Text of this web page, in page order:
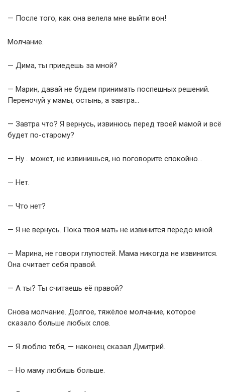
— После того, как она велела мне выйти вон!
Молчание.
— Дима, ты приедешь за мной?
— Марин, давай не будем принимать поспешных решений.
Переночуй у мамы, остынь, а завтра…
— Завтра что? Я вернусь, извинюсь перед твоей мамой и всё
будет по-старому?
— Ну… может, не извинишься, но поговорите спокойно…
— Нет.
— Что нет?
— Я не вернусь. Пока твоя мать не извинится передо мной.
— Марина, не говори глупостей. Мама никогда не извинится.
Она считает себя правой.
— А ты? Ты считаешь её правой?
Снова молчание. Долгое, тяжёлое молчание, которое
сказало больше любых слов.
— Я люблю тебя, — наконец сказал Дмитрий.
— Но маму любишь больше.